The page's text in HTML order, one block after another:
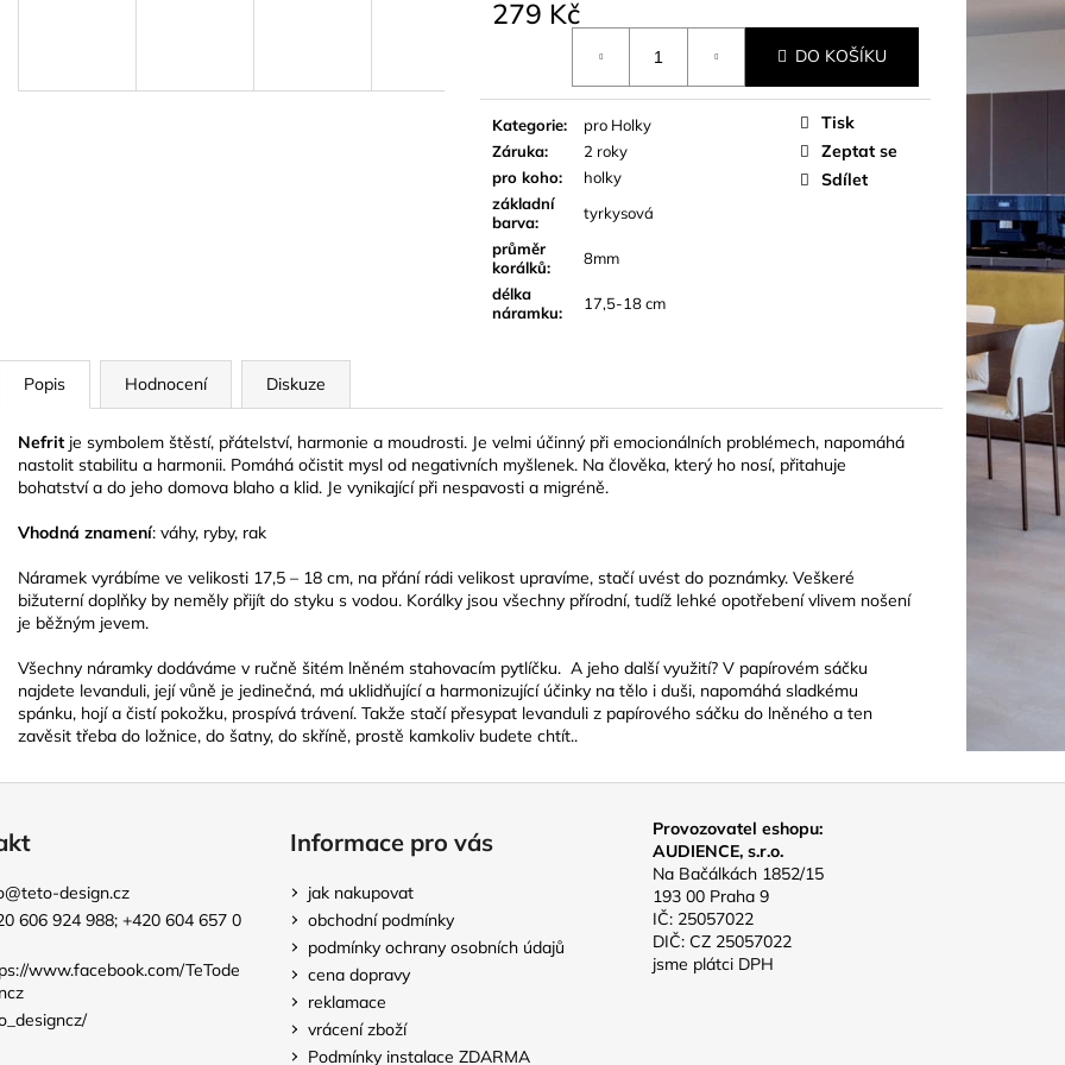
279 Kč
DO KOŠÍKU
Kategorie:
pro Holky
Záruka:
2 roky
pro koho:
holky
základní
barva:
tyrkysová
průměr
korálků:
8mm
délka
náramku: 17,5-18 cm
Tisk
Zeptat se
Sdílet
Popis Hodnocení Diskuze
Nefrit je symbolem štěstí, přátelství, harmonie a moudrosti. Je velmi účinný při emocionálních problémech, napomáhá
nastolit stabilitu a harmonii. Pomáhá očistit mysl od negativních myšlenek. Na člověka, který ho nosí, přitahuje
bohatství a do jeho domova blaho a klid. Je vynikající při nespavosti a migréně.
Vhodná znamení: váhy, ryby, rak
Náramek vyrábíme ve velikosti 17,5 – 18 cm, na přání rádi velikost upravíme, stačí uvést do poznámky. Veškeré
bižuterní doplňky by neměly přijít do styku s vodou. Korálky jsou všechny přírodní, tudíž lehké opotřebení vlivem nošení
je běžným jevem.
Všechny náramky dodáváme v ručně šitém lněném stahovacím pytlíčku. A jeho další využití? V papírovém sáčku
najdete levanduli, její vůně je jedinečná, má uklidňující a harmonizující účinky na tělo i duši, napomáhá sladkému
spánku, hojí a čistí pokožku, prospívá trávení. Takže stačí přesypat levanduli z papírového sáčku do lněného a ten
zavěsit třeba do ložnice, do šatny, do skříně, prostě kamkoliv budete chtít..
@teto-design.cz
606 924 988; +420 604 657 0
www.facebook.com/TeTode
Informace pro vás
jak nakupovat
obchodní podmínky
podmínky ochrany osobních údajů
cena dopravy
reklamace
vrácení zboží
Podmínky instalace ZDARMA
Provozovatel eshopu:
AUDIENCE, s.r.o.
Na Bačálkách 1852/15
193 00 Praha 9
IČ: 25057022
DIČ: CZ 25057022
jsme plátci DPH